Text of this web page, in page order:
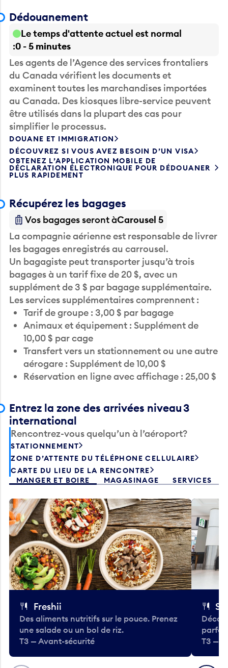
Dédouanement
Le temps d'attente actuel est normal
0 - 5 minutes
Les agents de l’Agence des services frontaliers
du Canada vérifient les documents et
examinent toutes les marchandises importées
au Canada. Des kiosques libre-service peuvent
être utilisés dans la plupart des cas pour
simplifier le processus.
DOUANE ET IMMIGRATION
DÉCOUVREZ SI VOUS AVEZ BESOIN D’UN VISA
OBTENEZ L’APPLICATION MOBILE DE
DÉCLARATION ÉLECTRONIQUE POUR DÉDOUANER
PLUS RAPIDEMENT
Récupérez les bagages
Vos bagages seront àCarousel 5
La compagnie aérienne est responsable de livrer
les bagages enregistrés au carrousel.
Un bagagiste peut transporter jusqu’à trois
bagages à un tarif fixe de 20 $, avec un
supplément de 3 $ par bagage supplémentaire.
Les services supplémentaires comprennent :
Tarif de groupe : 3,00 $ par bagage
Animaux et équipement : Supplément de
10,00 $ par cage
Transfert vers un stationnement ou une autre
aérogare : Supplément de 10,00 $
Réservation en ligne avec affichage : 25,00 $
Entrez la zone des arrivées niveau 3
international
Rencontrez-vous quelqu’un à l’aéroport?
STATIONNEMENT
ZONE D’ATTENTE DU TÉLÉPHONE CELLULAIRE
CARTE DU LIEU DE LA RENCONTRE
MANGER ET BOIRE
MAGASINAGE SERVICES
Freshii
Des aliments nutritifs sur le pouce. Prenez
une salade ou un bol de riz.
T3 — Avant-sécurité
T3 —